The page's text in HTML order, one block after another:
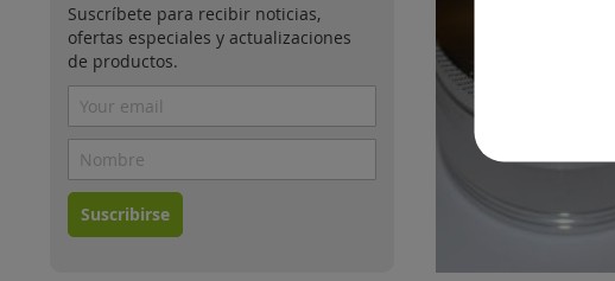
Suscríbete para recibir noticias,
ofertas especiales y actualizaciones
de productos.
Suscribirse